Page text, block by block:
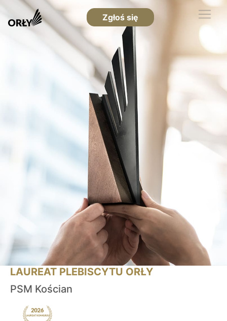
Zgłoś się
LAUREAT PLEBISCYTU ORŁY
PSM Kościan